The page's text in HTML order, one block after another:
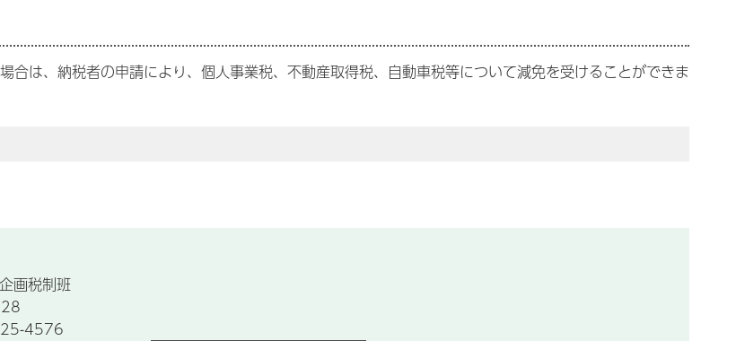
合は、納税者の申請により、個人事業税、不動産取得税、自動車税等について減免を受けることができま
企画税制班
4576